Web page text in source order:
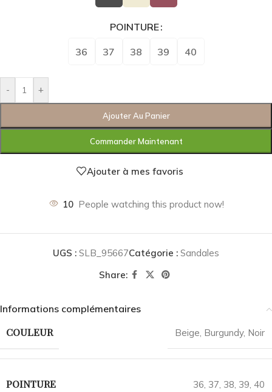
POINTURE
36 37 38 39 40
- +
Ajouter Au Panier
Commander Maintenant
Ajouter à mes favoris
10 People watching this product now!
UGS : SLB_95667Catégorie : Sandales
Share:
Informations complémentaires
COULEUR Beige, Burgundy, Noir
POINTURE 36, 37, 38, 39, 40